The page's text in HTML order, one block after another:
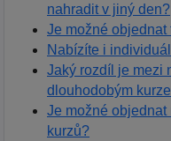
nahradit v jiný den?
Je možné
Nabízíte i
Jaký rozdíl je mezi
dlouhodobým
Je možné
kurzů?